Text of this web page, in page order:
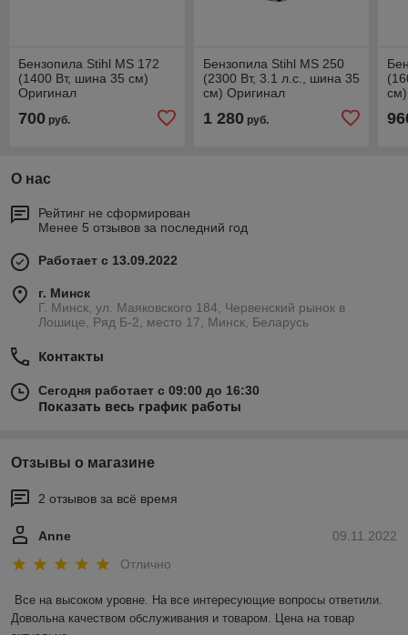
Бензопила Stihl MS 172
(1400 Вт, шина 35 см)
Оригинал
700 руб.
Бензопила Stihl MS 250
(2300 Вт, 3.1 л.с., шина 35
см) Оригинал
1 280руб.
О нас
Рейтинг не сформирован
Менее 5 отзывов за последний год
Работает с 13.09.2022
г. Минск
Г. Минск, ул. Маяковского 184, Червенский рынок в
Лошице, Ряд Б-2, место 17, Минск, Беларусь
Контакты
Сегодня работает с 09:00 до 16:30
Показать весь график работы
Отзывы о магазине
2 отзывов за всё время
09.11.2022
Anne
Отлично
Все на высоком уровне. На все интересующие вопросы ответили.
Довольна качеством обслуживания и товаром. Цена на товар